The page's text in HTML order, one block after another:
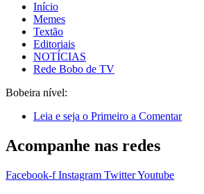
Início
Memes
Textão
Editoriais
NOTÍCIAS
Rede Bobo de TV
Bobeira nível:
Leia e seja o Primeiro a Comentar
Acompanhe nas redes
Facebook-f Instagram TwitterYoutube